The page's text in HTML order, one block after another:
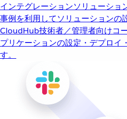
インテグレーションソリューショ
事例を利用してソリューションの
CloudHub技術者／管理者向けコ
プリケーションの設定・デプロイ
す。